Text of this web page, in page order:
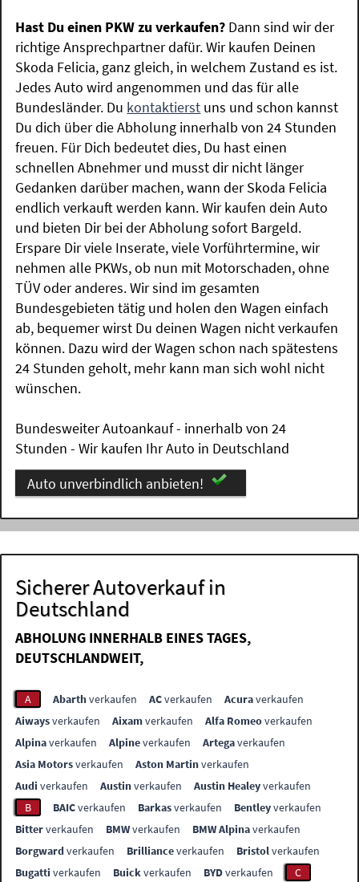
Hast Du einen PKW zu verkaufen? Dann sind wir der
richtige Ansprechpartner dafür. Wir kaufen Deinen
Skoda Felicia, ganz gleich, in welchem Zustand es ist.
Jedes Auto wird angenommen und das für alle
Bundesländer. Du kontaktierst uns und schon kannst
Du dich über die Abholung innerhalb von 24 Stunden
freuen. Für Dich bedeutet dies, Du hast einen
schnellen Abnehmer und musst dir nicht länger
Gedanken darüber machen, wann der Skoda Felicia
endlich verkauft werden kann. Wir kaufen dein Auto
und bieten Dir bei der Abholung sofort Bargeld.
Erspare Dir viele Inserate, viele Vorführtermine, wir
nehmen alle PKWs, ob nun mit Motorschaden, ohne
TÜV oder anderes. Wir sind im gesamten
Bundesgebieten tätig und holen den Wagen einfach
ab, bequemer wirst Du deinen Wagen nicht verkaufen
können. Dazu wird der Wagen schon nach spätestens
24 Stunden geholt, mehr kann man sich wohl nicht
wünschen.
Bundesweiter Autoankauf - innerhalb von 24
Stunden - Wir kaufen Ihr Auto in Deutschland
Auto unverbindlich anbieten!
Sicherer Autoverkauf in
Deutschland
ABHOLUNG INNERHALB EINES TAGES,
DEUTSCHLANDWEIT,
A Abarthverkaufen ACverkaufen Acuraverkaufen
Aiwaysverkaufen Aixamverkaufen Alfa Romeoverkaufen
Alpinaverkaufen Alpineverkaufen Artegaverkaufen
Asia Motorsverkaufen Aston Martinverkaufen
Audi verkaufen Austinverkaufen Austin Healeyverkaufen
B
BAICverkaufen Barkasverkaufen Bentleyverkaufen
Bitterverkaufen BMWverkaufen BMW Alpinaverkaufen
Borgwardverkaufen Brillianceverkaufen Bristolverkaufen
Bugatti verkaufen Buickverkaufen BYDverkaufen C